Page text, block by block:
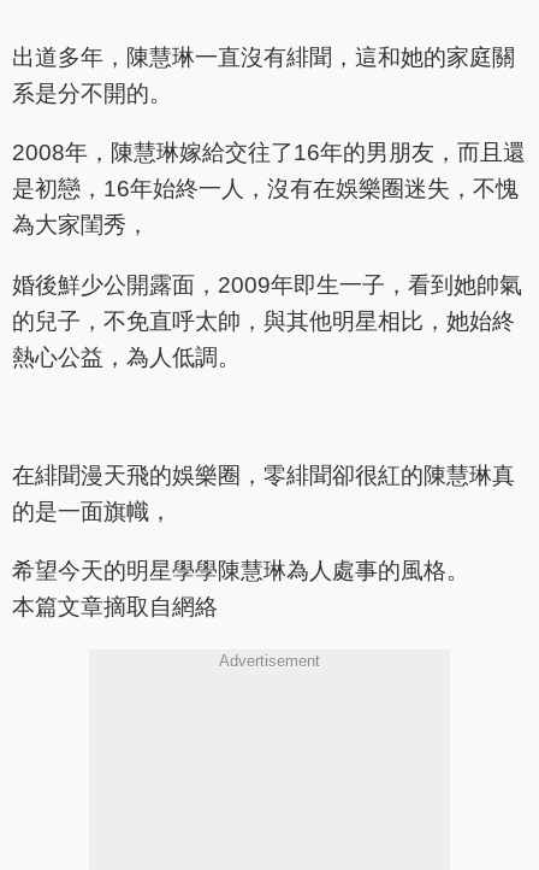
出道多年，陳慧琳一直沒有緋聞，這和她的家庭關
系是分不開的。
2008年，陳慧琳嫁給交往了16年的男朋友，而且還
是初戀，16年始終一人，沒有在娛樂圈迷失，不愧
為大家閨秀，
婚後鮮少公開露面，2009年即生一子，看到她帥氣
的兒子，不免直呼太帥，與其他明星相比，她始終
熱心公益，為人低調。
在緋聞漫天飛的娛樂圈，零緋聞卻很紅的陳慧琳真
的是一面旗幟，
希望今天的明星學學陳慧琳為人處事的風格。
本篇文章摘取自網絡
Advertisement